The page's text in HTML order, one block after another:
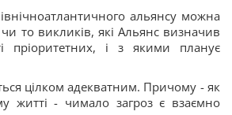
альянсу можна
то викликів, які Альянс визначив
пріоритетних, і з якими планує
цілком адекватним. Причому - як
житті - чимало загроз є взаємно